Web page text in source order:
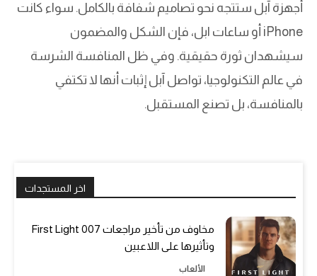
أجهزة آبل ستتجه نحو تصاميم شفافة بالكامل. سواء كانت
iPhone أو ساعات ابل، فإن الشكل والمضمون
سيشهدان ثورة حقيقية. وفي ظل المنافسة الشرسة
في عالم التكنولوجيا، تواصل آبل إثبات أنها لا تكتفي
بالمنافسة، بل تصنع المستقبل.
اخر المستجدات
مخاوف من تأخير مراجعات 007 First Light
وتأثيرها على اللاعبين
الألعاب